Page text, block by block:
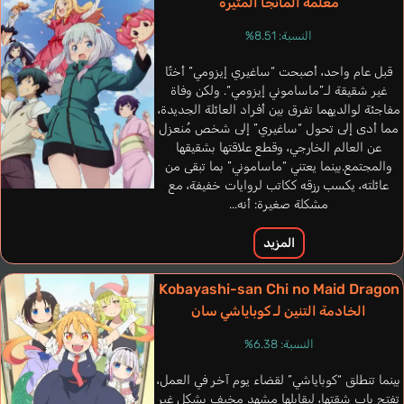
إنجليزي
Kongou Kanau
Koshimizu Ami
النسبة: 8.51%
قبل عام واحد، أصبحت “ساغيري إيزومي” أختًا
غير شقيقة لـ”ماساموني إيزومي“. ولكن وفاة
مفاجئة لوالديهما تفرق بين أفراد العائلة الجديدة،
مما أدى إلى تحول “ساغيري” إلى شخص مُنعزل
عن العالم الخارجي، وقطع علاقتها بشقيقها
والمجتمع.بينما يعتني “ماساموني” بما تبقى من
عائلته، يكسب رزقه ككاتب لروايات خفيفة، مع
مشكلة صغيرة: أنه...
المزيد
Kobayashi-san Chi no Maid Dragon
الخادمة التنين لـ كوباياشي سان
النسبة: 6.38%
بينما تنطلق “كوباياشي” لقضاء يوم آخر في العمل،
تفتح باب شقتها، ليقابلها مشهد مخيف بشكل غير